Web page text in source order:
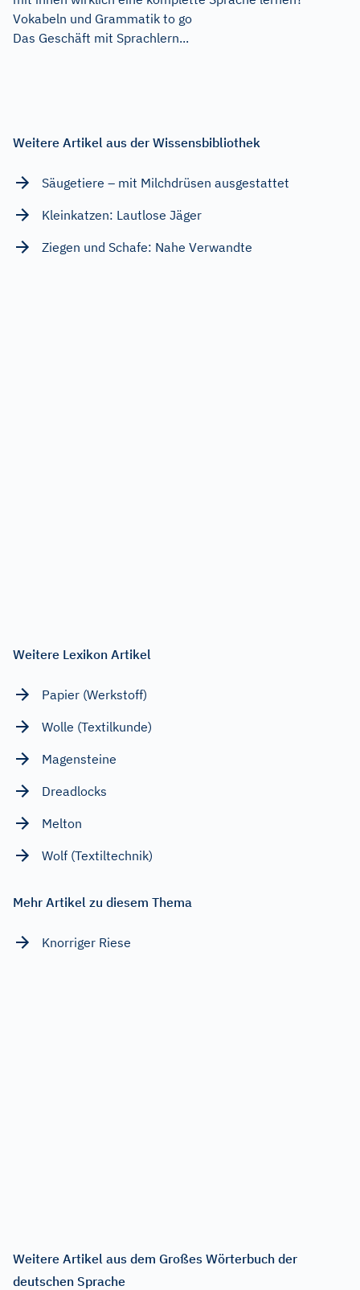
Vokabeln und Grammatik to go
Das Geschäft mit Sprachlern...
Weitere Artikel aus der Wissensbibliothek
Säugetiere – mit Milchdrüsen ausgestattet
Kleinkatzen: Lautlose Jäger
Ziegen und Schafe: Nahe Verwandte
Weitere Lexikon Artikel
Papier (Werkstoff)
Wolle (Textilkunde)
Magensteine
Dreadlocks
Melton
Wolf (Textiltechnik)
Mehr Artikel zu diesem Thema
Knorriger Riese
Weitere Artikel aus dem Großes Wörterbuch der
deutschen Sprache